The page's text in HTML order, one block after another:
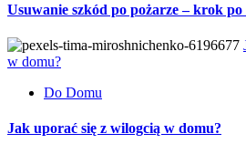
Usuwanie szkód po pożarze – krok
w domu?
Do Domu
Jak uporać się z wilogcią w domu?